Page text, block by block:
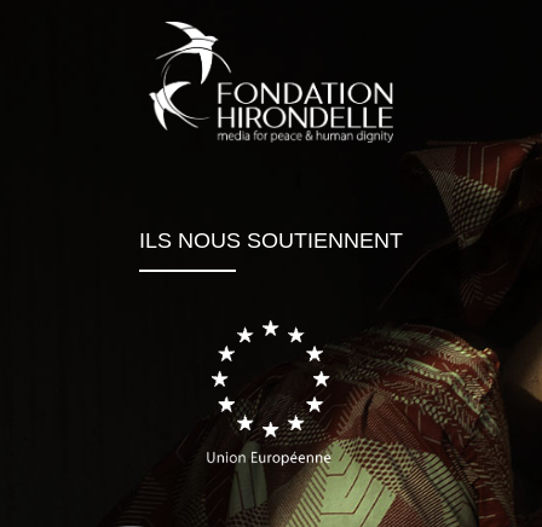
ILS NOUS SOUTIENNENT